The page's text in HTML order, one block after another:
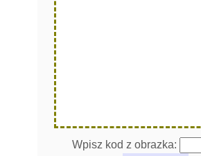
Wpisz kod z obrazka: